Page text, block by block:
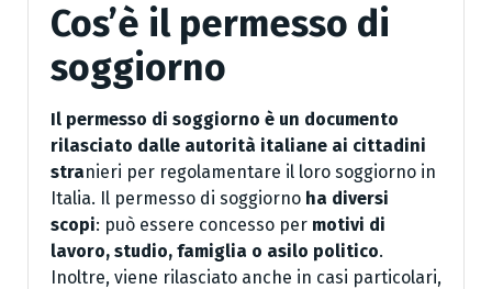
Cos’è il permesso di
soggiorno
Il permesso di soggiorno è un documento
rilasciato dalle autorità italiane ai cittadini
stranieri per regolamentare il loro soggiorno in
Italia. Il permesso di soggiorno ha diversi
scopi: può essere concesso per motivi di
lavoro, studio, famiglia o asilo politico.
Inoltre, viene rilasciato anche in casi particolari,